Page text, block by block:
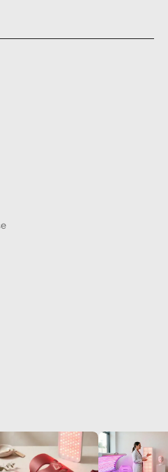
choisir en photobiomodulation ?
: quel prix pour une
Les
appareils
PBM
Quel appareil